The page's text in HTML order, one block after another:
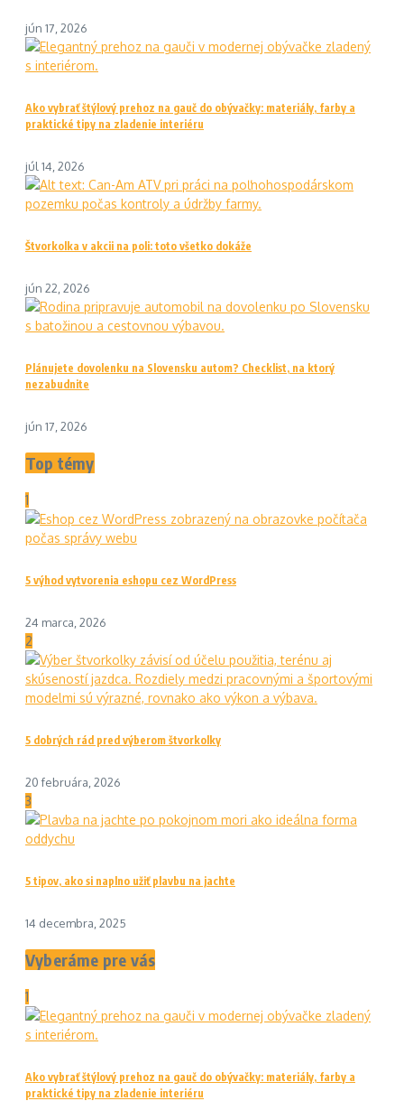
jún 17, 2026
Ako vybrať štýlový prehoz na gauč do obývačky: materiály, farby a
praktické tipy na zladenie interiéru
júl 14, 2026
Štvorkolka v akcii na poli: toto všetko dokáže
jún 22, 2026
Plánujete dovolenku na Slovensku autom? Checklist, na ktorý
nezabudnite
jún 17, 2026
Top témy
1
5 výhod vytvorenia eshopu cez WordPress
24 marca, 2026
2
5 dobrých rád pred výberom štvorkolky
20 februára, 2026
3
5 tipov, ako si naplno užiť plavbu na jachte
14 decembra, 2025
Vyberáme pre vás
1
Ako vybrať štýlový prehoz na gauč do obývačky: materiály, farby a
praktické tipy na zladenie interiéru